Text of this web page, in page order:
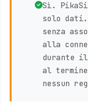
Sì.
solo
senza
alla
durante
al
nessun